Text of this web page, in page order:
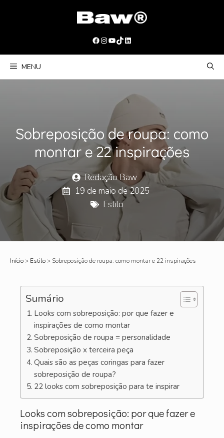
Facebook
Instagram
Youtube
TikTokLinkedIn
MENU
Sobreposição de roupa: como
montar e 22 inspirações
Redação Baw
19 de maio de 2025
Estilo
Início> Estilo>Sobreposição de roupa: como montar e 22 inspirações
Sumário
Looks com sobreposição: por que fazer e
inspirações de como montar
Sobreposição de roupa = personalidade
Sobreposição x terceira peça
Quais são as peças coringas para fazer
sobreposição de roupa?
22 looks com sobreposição para te inspirar
Looks com sobreposição: por que fazer e
inspirações de como montar